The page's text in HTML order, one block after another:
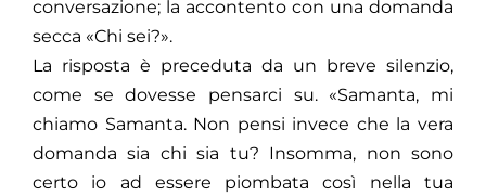
conversazione; la accontento con una domanda
secca «Chi sei?».
La risposta è preceduta da un breve silenzio,
come se dovesse pensarci su. «Samanta, mi
chiamo Samanta. Non pensi invece che la vera
domanda sia chi sia tu? Insomma, non sono
certo io ad essere piombata così nella tua